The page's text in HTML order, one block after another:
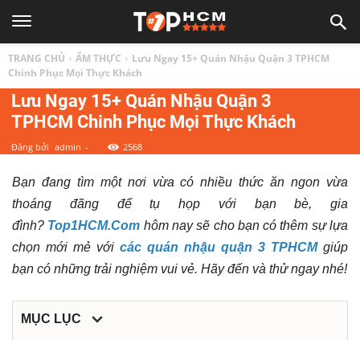
1
HCM
Top
địa
điểm,
TRANG CHỦ ẨM THỰC
Lưu Ngay 15+ Quán Nhậu Quận 3 TPHCM
Chinh Phục Mọi Thực Khách
Lưu Ngay 15+ Quán Nhậu Quận 3
TPHCM Chinh Phục Mọi Thực Khách
Đăng bởi admin - 2568
Bạn đang tìm một nơi vừa có nhiều thức ăn ngon vừa
thoáng đãng để tụ họp với bạn bè, gia
đình? Top1HCM.Com hôm nay sẽ cho bạn có thêm sự lựa
chọn mới mẻ với các quán nhậu quận 3 TPHCMgiúp
bạn có những trải nghiệm vui vẻ. Hãy đến và thử ngay nhé!
MỤC LỤC